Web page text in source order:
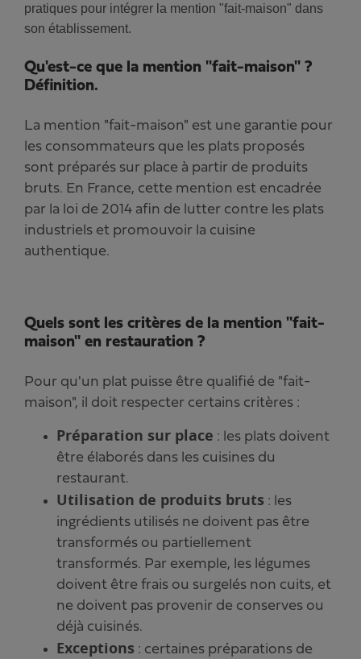
pratiques pour intégrer la mention "fait-maison" dans
son établissement.
Qu'est-ce que la mention "fait-maison" ?
Définition.
La mention "fait-maison" est une garantie pour
les consommateurs que les plats proposés
sont préparés sur place à partir de produits
bruts. En France, cette mention est encadrée
par la loi de 2014 afin de lutter contre les plats
industriels et promouvoir la cuisine
authentique.
Quels sont les critères de la mention "fait-
maison" en restauration ?
Pour qu'un plat puisse être qualifié de "fait-
maison", il doit respecter certains critères :
Préparation sur place : les plats doivent
être élaborés dans les cuisines du
restaurant.
Utilisation de produits bruts : les
ingrédients utilisés ne doivent pas être
transformés ou partiellement
transformés. Par exemple, les légumes
doivent être frais ou surgelés non cuits, et
ne doivent pas provenir de conserves ou
déjà cuisinés.
Exceptions : certaines préparations de